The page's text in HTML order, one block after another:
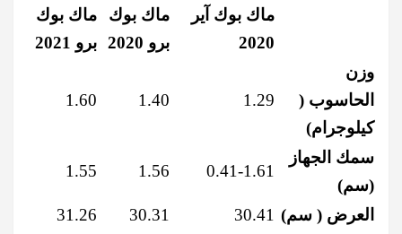
ماك بوك آير
2020
ماك بوك
برو 2020
ماك بوك
برو 2021
وزن
الحاسوب (
كيلوجرام)
1.29
1.40
1.60
سمك الجهاز
(سم)
0.41-1.61
1.56
1.55
العرض ( سم) 30.41
30.31
31.26